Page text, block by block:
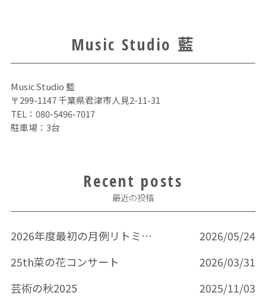
Music Studio 藍
Music Studio 藍
〒299-1147 千葉県君津市人見2-11-31
TEL： 080-5496-7017
駐車場：3台
Recent posts
最近の投稿
2026年度最初の月例リトミック
2026/05/24
25th菜の花コンサート
2026/03/31
芸術の秋2025
2025/11/03